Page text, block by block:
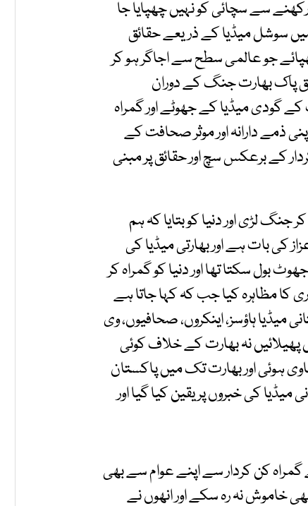
سے سچائی کو نہیں چھپایا جا
میں سوشل میڈیا کے ذریعے حقائق
جو عالمی سطح سے اجاگر ہو کر
پاک بھارت جنگ کے دوران
گودی میڈیا کے جھوٹے اور گمراہ
ذمے دارانہ اور موثر صحافت کے
کے برعکس سچ اور حقائق پر مبنی
لڑی اور دنیا کو بتایا کہ ہم
کی بات ہے اور بھارتی میڈیا کی
بول سکتا تھا اور دنیا کو گمراہ کر
کا مظاہرہ کیا جب کہ کہا جاتا ہے
ہاؤسز، اینکروں، صحافیوں، وی
پھیلائیں نہ بھارت کے خلاف کوئی
ہوئی اور بھارت تک میں پاکستان
میڈیا کی خبروں پر یقین کیا گیا اور
کن کردار سے اپنے عوام سے بھی
خاموش نہ رہ سکے اور انھوں نے